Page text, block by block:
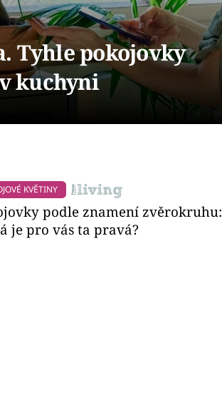
Tyhle pokojovky
kuchyni
KVĚTINY
podle znamení zvěrokruhu:
je pro vás ta pravá?